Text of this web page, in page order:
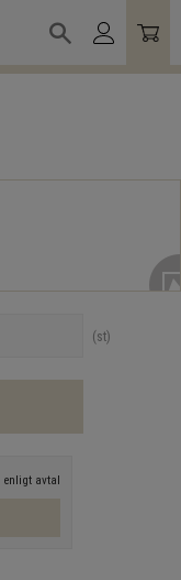
st
enligt avtal